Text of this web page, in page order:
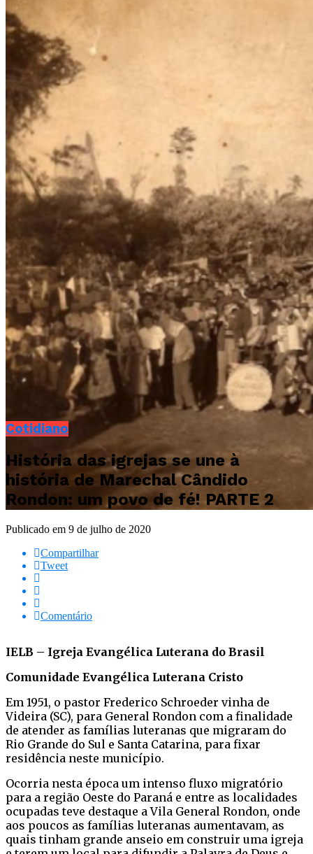
Cotidiano
História das igrejas se une à
história de Marechal Cândido
Rondon: um povo de fé! PARTE 2
Publicado em 9 de julho de 2020
Compartilhar
Tweet
Comentário
IELB – Igreja Evangélica Luterana do Brasil
Comunidade Evangélica Luterana Cristo
Em 1951, o pastor Frederico Schroeder vinha de
Videira (SC), para General Rondon com a finalidade
de atender as famílias luteranas que migraram do
Rio Grande do Sul e Santa Catarina, para fixar
residência neste município.
Ocorria nesta época um intenso fluxo migratório
para a região Oeste do Paraná e entre as localidades
ocupadas teve destaque a Vila General Rondon, onde
aos poucos as famílias luteranas aumentavam, as
quais tinham grande anseio em construir uma igreja